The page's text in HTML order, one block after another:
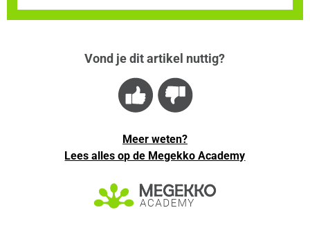
Vond je dit artikel nuttig?
Meer weten?
Lees alles op de Megekko Academy